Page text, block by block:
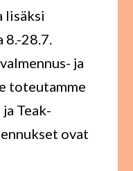
lisäksi
8.-28.7.
ja
toteutamme
Teak-
ovat